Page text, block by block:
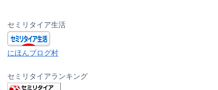
セミリタイア生活
にほんブログ村
セミリタイアランキング